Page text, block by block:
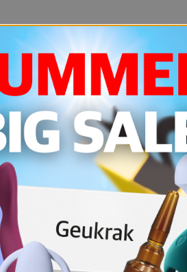
예상치 못한 에러입니다.